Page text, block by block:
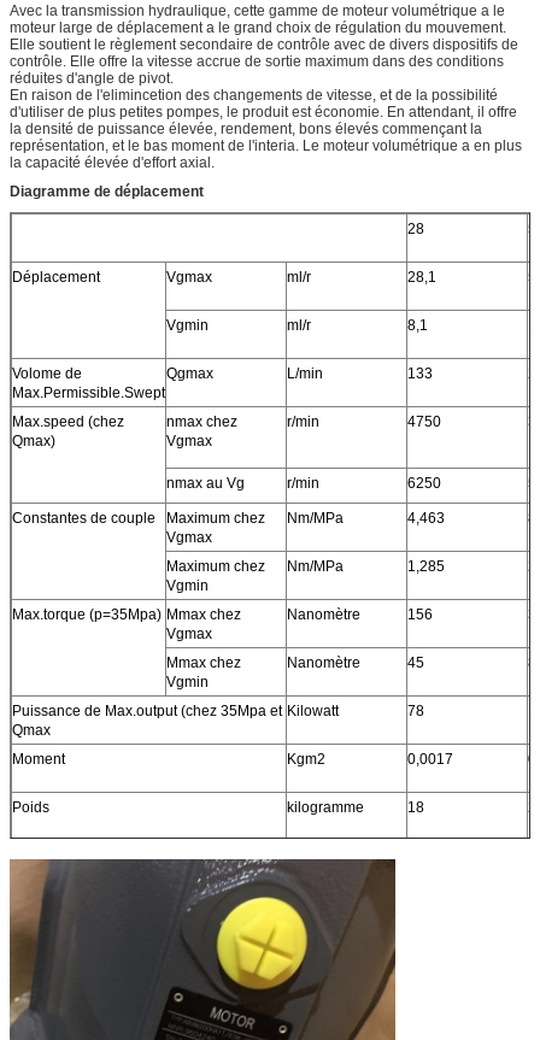
Avec la transmission hydraulique, cette gamme de moteur volumétrique a le
moteur large de déplacement a le grand choix de régulation du mouvement.
Elle soutient le règlement secondaire de contrôle avec de divers dispositifs de
contrôle. Elle offre la vitesse accrue de sortie maximum dans des conditions
réduites d'angle de pivot.
En raison de l'elimincetion des changements de vitesse, et de la possibilité
d'utiliser de plus petites pompes, le produit est économie. En attendant, il offre
la densité de puissance élevée, rendement, bons élevés commençant la
représentation, et le bas moment de l'interia. Le moteur volumétrique a en plus
la capacité élevée d'effort axial.
Diagramme de déplacement
28
Déplacement Vgmax ml/r 28,1
Vgmin ml/r 8,1
Volome de
Max.Permissible.Swept
Qgmax L/min 133
Max.speed (chez
Qmax)
nmax chez
Vgmax
r/min 4750
nmax au Vg r/min 6250
Constantes de couple
Maximum chez
Vgmax
Nm/MPa 4,463
Maximum chez
Vgmin
Nm/MPa 1,285
Max.torque (p=35Mpa) Mmax chez
Vgmax
Nanomètre 156
Mmax chez
Vgmin
Nanomètre 45 8
Puissance de Max.output (chez 35Mpa et
Qmax
Kilowatt 78
Moment Kgm2 0,0017
Poids kilogramme 18